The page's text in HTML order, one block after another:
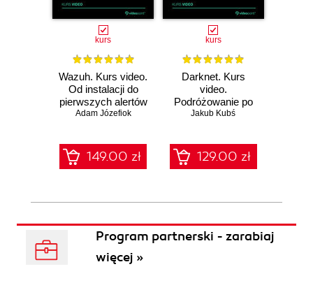
kurs
Wazuh. Kurs video.
Od instalacji do
pierwszych alertów
Adam Józefiok
149.00 zł
kurs
Darknet. Kurs
video.
Podróżowanie po
ciemnej stronie
Jakub Kubś
129.00 zł
Program partnerski - zarabiaj
więcej »